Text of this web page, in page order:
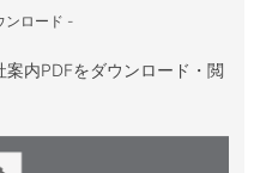
ンロード -
内PDFをダウンロード・閲